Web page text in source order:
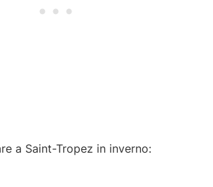
a Saint-Tropez in inverno: